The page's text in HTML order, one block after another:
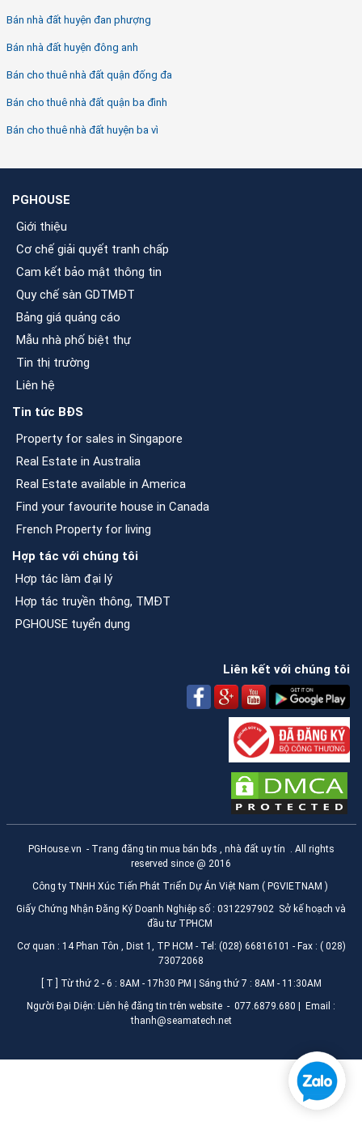
Bán nhà đất huyện đan phượng
Bán nhà đất huyện đông anh
Bán cho thuê nhà đất quận đống đa
Bán cho thuê nhà đất quận ba đình
Bán cho thuê nhà đất huyện ba vì
PGHOUSE
Giới thiệu
Cơ chế giải quyết tranh chấp
Cam kết bảo mật thông tin
Quy chế sàn GDTMĐT
Bảng giá quảng cáo
Mẫu nhà phố biệt thự
Tin thị trường
Liên hệ
Tin tức BĐS
Property for sales in Singapore
Real Estate in Australia
Real Estate available in America
Find your favourite house in Canada
French Property for living
Hợp tác với chúng tôi
Hợp tác làm đại lý
Hợp tác truyền thông, TMĐT
PGHOUSE tuyển dụng
Liên kết với chúng tôi
PGHouse.vn - Trang đăng tin mua bán bđs , nhà đất uy tín . All rights
reserved since @ 2016
Công ty TNHH Xúc Tiến Phát Triển Dự Án Việt Nam ( PGVIETNAM )
Giấy Chứng Nhận Đăng Ký Doanh Nghiệp số : 0312297902 Sở kế hoạch và
đầu tư TPHCM
Cơ quan : 14 Phan Tôn , Dist 1, TP HCM - Tel: (028) 66816101 - Fax : ( 028)
73072068
[ T ] Từ thứ 2 - 6 : 8AM - 17h30 PM | Sáng thứ 7 : 8AM - 11:30AM
Người Đại Diện: Liên hệ đăng tin trên website - 077.6879.680 | Email :
thanh@seamatech.net